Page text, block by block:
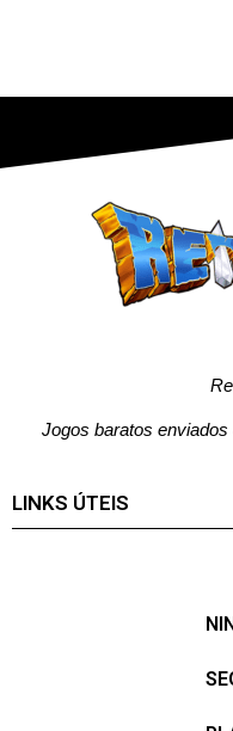
Jogos baratos
LINKS ÚTEIS